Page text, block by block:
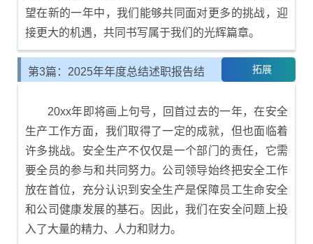
望在新的一年中，我们能够共同面对更多的挑战，迎
接更大的机遇，共同书写属于我们的光辉篇章。
第3篇：2025年年度总结述职报告结 拓展
20xx年即将画上句号，回首过去的一年，在安全
生产工作方面，我们取得了一定的成就，但也面临着
许多挑战。安全生产不仅仅是一个部门的责任，它需
要全员的参与和共同努力。公司领导始终把安全工作
放在首位，充分认识到安全生产是保障员工生命安全
和公司健康发展的基石。因此，我们在安全问题上投
入了大量的精力、人力和财力。